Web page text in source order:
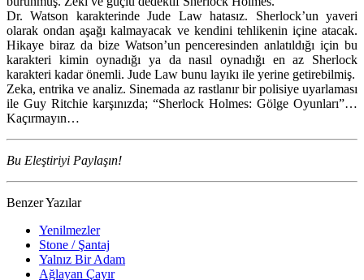
Dr. Watson karakterinde Jude Law hatasız. Sherlock’un yaveri
olarak ondan aşağı kalmayacak ve kendini tehlikenin içine atacak.
Hikaye biraz da bize Watson’un penceresinden anlatıldığı için bu
karakteri kimin oynadığı ya da nasıl oynadığı en az Sherlock
karakteri kadar önemli. Jude Law bunu layıkı ile yerine getirebilmiş.
Zeka, entrika ve analiz. Sinemada az rastlanır bir polisiye uyarlaması
ile Guy Ritchie karşınızda; “Sherlock Holmes: Gölge Oyunları”…
Kaçırmayın…
Bu Eleştiriyi Paylaşın!
Benzer Yazılar
Yenilmezler
Stone / Şantaj
Yalnız Bir Adam
Ağlayan Çayır